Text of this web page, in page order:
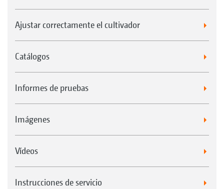
Ajustar correctamente el cultivador
Catálogos
Informes de pruebas
Imágenes
Vídeos
Instrucciones de servicio